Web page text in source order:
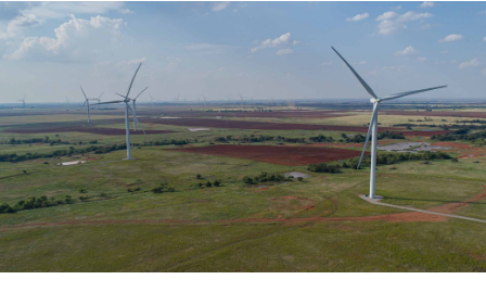
Panoramica su un impianto eolico operativo